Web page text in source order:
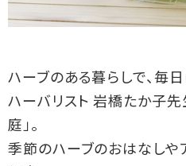
ハーブのある暮らしで、毎日
ハーバリスト 岩橋たか子先
庭」。
季節のハーブのおはなしや